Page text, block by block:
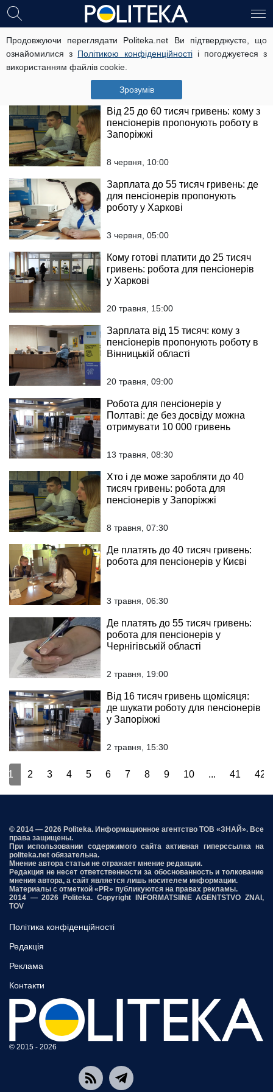
Продовжуючи переглядати Politeka.net Ви підтверджуєте, що
ознайомилися з Політикою конфіденційностіі погоджуєтеся з
використанням файлів cookie.
Зрозумів
Робота для пенсіонерів в
Волинській області: хто може
отримати зарплату від 10 тисяч
гривень
вчора, 22:30
Від 25 до 60 тисяч гривень: кому з
пенсіонерів пропонують роботу в
Запоріжжі
8 червня, 10:00
Зарплата до 55 тисяч гривень: де
для пенсіонерів пропонують
роботу у Харкові
3 червня, 05:00
Кому готові платити до 25 тисяч
гривень: робота для пенсіонерів
у Харкові
20 травня, 15:00
Зарплата від 15 тисяч: кому з
пенсіонерів пропонують роботу в
Вінницькій області
20 травня, 09:00
Робота для пенсіонерів у
Полтаві: де без досвіду можна
отримувати 10 000 гривень
13 травня, 08:30
Хто і де може заробляти до 40
тисяч гривень: робота для
пенсіонерів у Запоріжжі
8 травня, 07:30
Де платять до 40 тисяч гривень:
робота для пенсіонерів у Києві
3 травня, 06:30
Де платять до 55 тисяч гривень:
робота для пенсіонерів у
Чернігівській області
2 травня, 19:00
Від 16 тисяч гривень щомісяця:
де шукати роботу для пенсіонерів
у Запоріжжі
2 травня, 15:30
1 2 3 4 5 6 7 8 9 10 ... 41 42
© 2014 — 2026 Politeka. Информационное агентство ТОВ «ЗНАЙ». Все
права защищены.
При использовании содержимого сайта активная гиперссылка на
politeka.net обязательна.
Мнение автора статьи не отражает мнение редакции.
Редакция не несет ответственности за обоснованность и толкование
мнения автора, а сайт является лишь носителем информации.
Материалы с отметкой «PR» публикуются на правах рекламы.
2014 — 2026 Politeka. Copyright INFORMATSIINE AGENTSTVO ZNAI,
TOV
Політика конфіденційності
Редакція
Реклама
Контакти
© 2015 - 2026